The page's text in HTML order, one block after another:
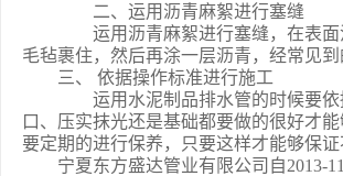
二、运用沥青麻絮进行塞缝
运用沥青麻絮进行塞缝，在表面
毛毡裹住，然后再涂一层沥青，经常见
三、 依据操作标准进行施工
运用水泥制品排水管的时候要依
口、压实抹光还是基础都要做的很好才
要定期的进行保养，只要这样才能够保证
宁夏东方盛达管业有限公司自2013-